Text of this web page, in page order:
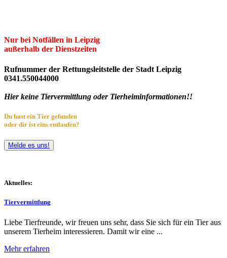
Nur bei Notfällen in Leipzig
außerhalb der Dienstzeiten
Rufnummer der Rettungsleitstelle der Stadt Leipzig
0341.550044000
Hier keine Tiervermittlung oder Tierheiminformationen!!
Du hast ein Tier gefunden
oder dir ist eins entlaufen?
Melde es uns!
Aktuelles:
Tiervermittlung
Liebe Tierfreunde, wir freuen uns sehr, dass Sie sich für ein Tier aus
unserem Tierheim interessieren. Damit wir eine ...
Mehr erfahren